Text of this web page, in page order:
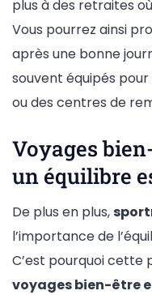
plus à des retraites
Vous pourrez ainsi
après une bonne
souvent équipés
ou des centres de
Voyages
un équilibre
De plus en plus,
l’importance de
C’est pourquoi
voyages bien-être